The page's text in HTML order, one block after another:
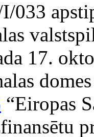
033
17.
“Eiropas